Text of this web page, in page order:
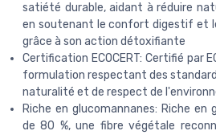
satiété durable, aidant à réduire
en soutenant le confort digestif et
grâce à son action détoxifiante
Certification ECOCERT: Certifié par
formulation respectant des
naturalité et de respect de
Riche en glucomannanes: Riche en
de 80 %, une fibre végétale